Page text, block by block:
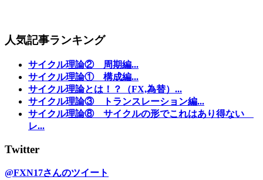
人気記事ランキング
サイクル理論② 周期編...
サイクル理論① 構成編...
サイクル理論とは！？（FX,為替）...
サイクル理論③ トランスレーション編...
サイクル理論⑧ サイクルの形でこれはあり得ない
レ...
Twitter
@FXN17さんのツイート